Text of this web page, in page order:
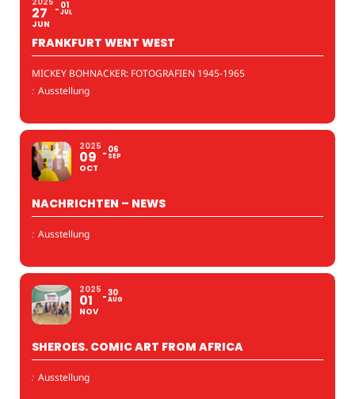
27
JUN
01
JUL
FRANKFURT WENT WEST
MICKEY BOHNACKER: FOTOGRAFIEN 1945-1965
: Ausstellung
2025
09
OCT
06
SEP
NACHRICHTEN – NEWS
: Ausstellung
2025
01
NOV
30
AUG
SHEROES. COMIC ART FROM AFRICA
: Ausstellung